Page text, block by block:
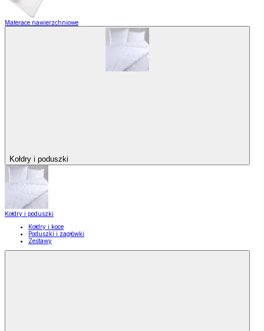
Materace nawierzchniowe
Kołdry i poduszki
Kołdry i poduszki
Kołdry i koce
Poduszki i zagłówki
Zestawy